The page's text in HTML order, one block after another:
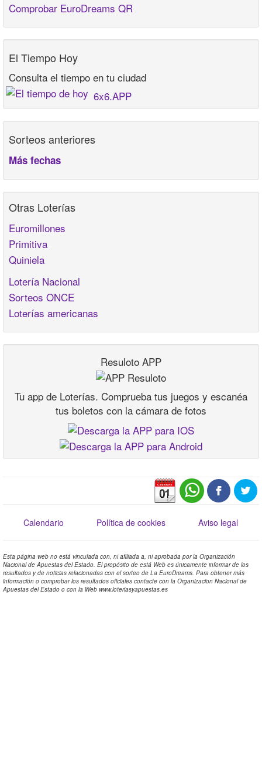
Comprobar EuroDreams QR
El Tiempo Hoy
Consulta el tiempo en tu ciudad
6x6.APP
Sorteos anteriores
Más fechas
Otras Loterías
Euromillones
Primitiva
Quiniela
Lotería Nacional
Sorteos ONCE
Loterías americanas
Resuloto APP
Tu app de Loterías. Comprueba tus juegos y escanéa
tus boletos con la cámara de fotos
Calendario Política de cookies Aviso legal
Esta página web no está vinculada con, ni afiliada a, ni aprobada por la Organización
Nacional de Apuestas del Estado. El propósito de está Web es únicamente informar de los
resultados y de noticias relacionadas con el sorteo de La EuroDreams. Para obtener más
información o comprobar los resultados oficiales contacte con la Organizacion Nacional de
Apuestas del Estado o con la Web www.loteriasyapuestas.es